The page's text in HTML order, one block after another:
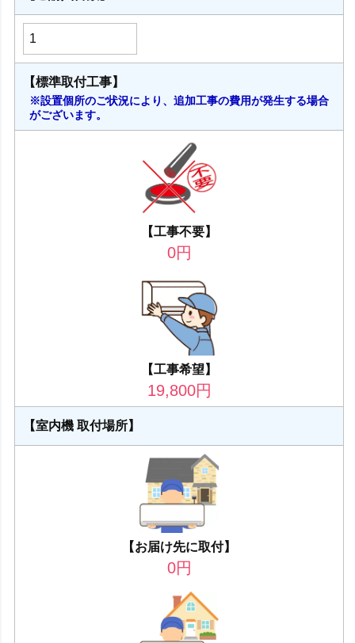
【標準取付工事】
※設置個所のご状況により、追加工事の費用が発生する場合
がございます。
【工事不要】
0円
【工事希望】
19,800円
【室内機 取付場所】
【お届け先に取付】
0円